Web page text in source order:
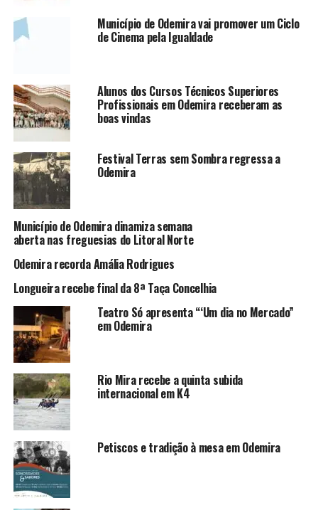
Município de Odemira vai promover um Ciclo
de Cinema pela Igualdade
Alunos dos Cursos Técnicos Superiores
Profissionais em Odemira receberam as
boas vindas
Festival Terras sem Sombra regressa a
Odemira
Município de Odemira dinamiza semana
aberta nas freguesias do Litoral Norte
Odemira recorda Amália Rodrigues
Longueira recebe final da 8ª Taça Concelhia
Teatro Só apresenta “‘Um dia no Mercado”
em Odemira
Rio Mira recebe a quinta subida
internacional em K4
Petiscos e tradição à mesa em Odemira